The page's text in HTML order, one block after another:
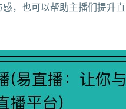
，也可以帮助主播们提升直